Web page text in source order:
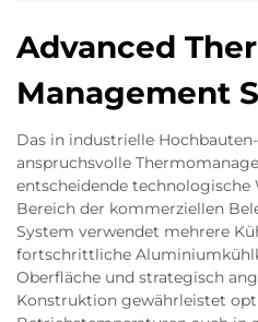
Advanced
Management
Das in industrielle
anspruchsvolle
entscheidende
Bereich der kommerziellen
System verwendet mehrere
fortschrittliche
Oberfläche und strategisch
Konstruktion gewährleistet